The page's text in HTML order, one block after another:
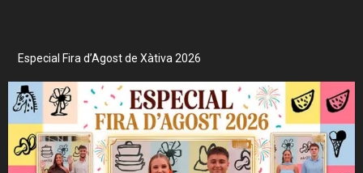
Especial Fira d’Agost de Xàtiva 2026